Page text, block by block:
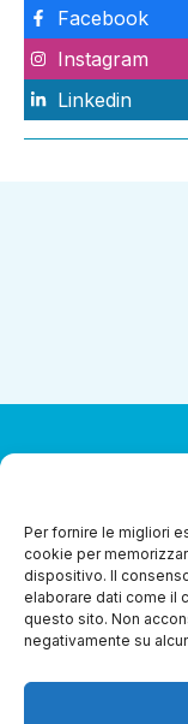
Per fornire le migliori
cookie per
dispositivo. Il
elaborare dati come il
questo sito. Non
negativamente su
Facebook
Instagram
Linkedin
Società
coordinamento da
Sede legale: via